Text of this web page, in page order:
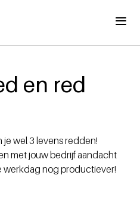
Menu
en red
je wel 3 levens redden!
met jouw bedrijf aandacht
werkdag nog productiever!